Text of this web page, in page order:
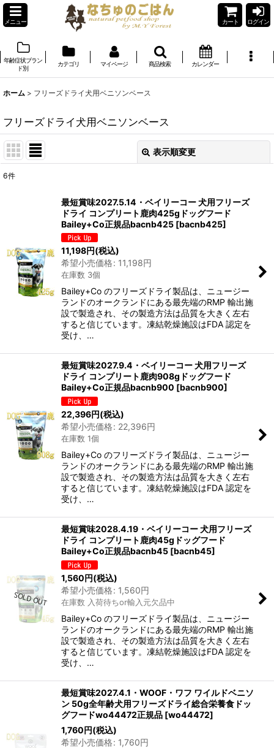
メニュー カート ログイン
年齢症状ブラン
ド別
カテゴリ マイページ 商品検索 カレンダー
ホーム > フリーズドライ犬用ベニソンベース
フリーズドライ犬用ベニソンベース
表示順変更
6件
最短賞味2027.5.14・ベイリーコー 犬用フリーズ
ドライ コンプリート鹿肉425gドッグフード
Bailey+Co正規品bacnb425 [bacnb425]
11,198円(税込)
希望小売価格: 11,198円
在庫数 3個
Bailey+Co のフリーズドライ製品は、ニュージー
ランドのオークランドにある最先端のRMP 輸出施
設で製造され、その製造方法は品質を大きく左右
すると信じています。凍結乾燥施設はFDA 認定を
受け、…
最短賞味2027.9.4・ベイリーコー 犬用フリーズ
ドライ コンプリート鹿肉908gドッグフード
Bailey+Co正規品bacnb900 [bacnb900]
22,396円(税込)
希望小売価格: 22,396円
在庫数 1個
Bailey+Co のフリーズドライ製品は、ニュージー
ランドのオークランドにある最先端のRMP 輸出施
設で製造され、その製造方法は品質を大きく左右
すると信じています。凍結乾燥施設はFDA 認定を
受け、…
最短賞味2028.4.19・ベイリーコー 犬用フリーズ
ドライ コンプリート鹿肉45gドッグフード
Bailey+Co正規品bacnb45 [bacnb45]
1,560円(税込)
希望小売価格: 1,560円
在庫数 入荷待ちor輸入元欠品中
Bailey+Co のフリーズドライ製品は、ニュージー
ランドのオークランドにある最先端のRMP 輸出施
設で製造され、その製造方法は品質を大きく左右
すると信じています。凍結乾燥施設はFDA 認定を
受け、…
最短賞味2027.4.1・WOOF・ワフ ワイルドベニソ
ン 50g全年齢犬用フリーズドライ総合栄養食ドッ
グフードwo44472正規品 [wo44472]
1,760円(税込)
希望小売価格: 1,760円